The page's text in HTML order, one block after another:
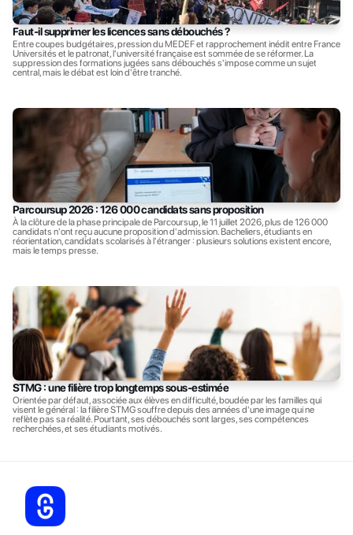
Faut-il supprimer les licences sans débouchés ?
Entre coupes budgétaires, pression du MEDEF et rapprochement inédit entre France
Universités et le patronat, l'université française est sommée de se réformer. La
suppression des formations jugées sans débouchés s'impose comme un sujet
central, mais le débat est loin d'être tranché.
Parcoursup 2026 : 126 000 candidats sans proposition
À la clôture de la phase principale de Parcoursup, le 11 juillet 2026, plus de 126 000
candidats n'ont reçu aucune proposition d'admission. Bacheliers, étudiants en
réorientation, candidats scolarisés à l'étranger : plusieurs solutions existent encore,
mais le temps presse.
STMG : une filière trop longtemps sous-estimée
Orientée par défaut, associée aux élèves en difficulté, boudée par les familles qui
visent le général : la filière STMG souffre depuis des années d'une image qui ne
reflète pas sa réalité. Pourtant, ses débouchés sont larges, ses compétences
recherchées, et ses étudiants motivés.